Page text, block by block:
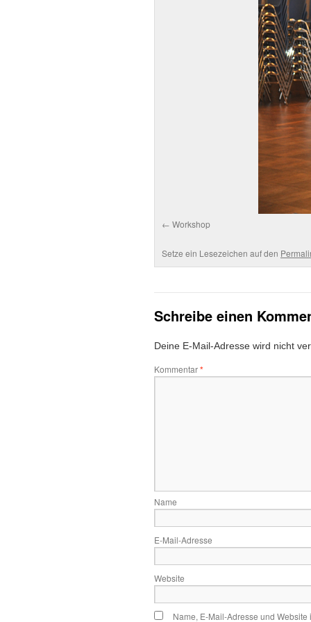
Workshop
Setze ein Lesezeichen auf den
Schreibe einen
Deine E-Mail-Adresse wird nicht
Kommentar*
Name
E-Mail-Adresse
Website
Name, E-Mail-Adresse und